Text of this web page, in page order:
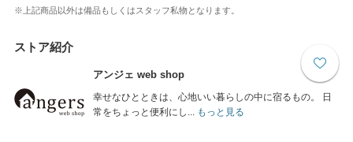
※上記商品以外は備品もしくはスタッフ私物となります。
ストア紹介
アンジェ web shop
幸せなひとときは、心地いい暮らしの中に宿るもの。 日
常をちょっと便利にし...もっと見る